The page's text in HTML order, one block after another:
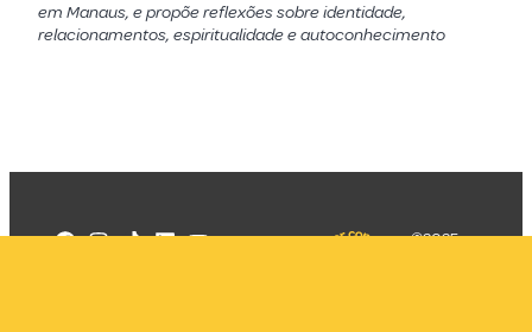
em Manaus, e propõe reflexões sobre identidade,
relacionamentos, espiritualidade e autoconhecimento
©2025